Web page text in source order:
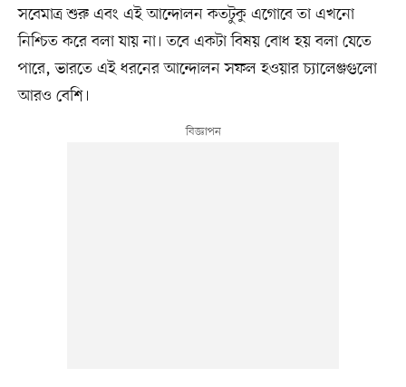
সবেমাত্র শুরু এবং এই আন্দোলন কতটুকু এগোবে তা এখনো
নিশ্চিত করে বলা যায় না। তবে একটা বিষয় বোধ হয় বলা যেতে
পারে, ভারতে এই ধরনের আন্দোলন সফল হওয়ার চ্যালেঞ্জগুলো
আরও বেশি।